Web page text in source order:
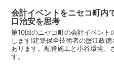
会計イベントをニセコ町内
口治安を思考
第10回のニセコ町の会計イベン
します!建築保全技術者の蟹江政
あります。配管施工と小谷環境、
す。